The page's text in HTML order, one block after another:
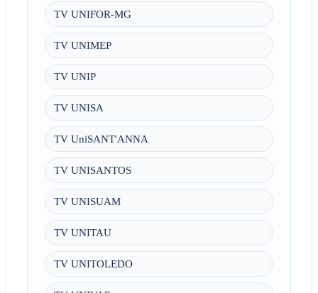
TV UNIFOR-MG
TV UNIMEP
TV UNIP
TV UNISA
TV UniSANT'ANNA
TV UNISANTOS
TV UNISUAM
TV UNITAU
TV UNITOLEDO